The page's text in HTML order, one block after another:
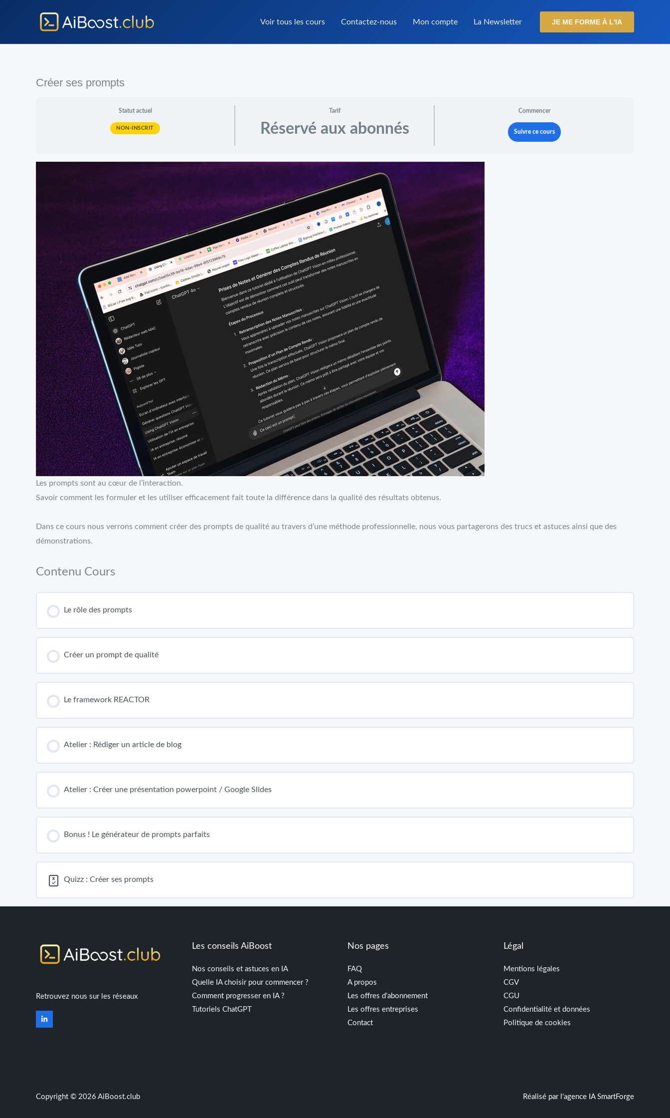
Voir tous les cours Contactez-nous Mon compte La Newsletter JE ME FORME À L'IA
Créer ses prompts
Statut actuel
NON-INSCRIT
Tarif
Réservé aux abonnés
Commencer
Suivre ce cours
Les prompts sont au cœur de l’interaction.
Savoir comment les formuler et les utiliser efficacement fait toute la différence dans la qualité des résultats obtenus.
Dans ce cours nous verrons comment créer des prompts de qualité au travers d’une méthode professionnelle, nous vous partagerons des trucs et astuces ainsi que des
démonstrations.
Contenu Cours
Le rôle des prompts
Créer un prompt de qualité
Le framework REACTOR
Atelier : Rédiger un article de blog
Atelier : Créer une présentation powerpoint / Google Slides
Bonus ! Le générateur de prompts parfaits
Quizz : Créer ses prompts
Retrouvez nous sur les réseaux
Les conseils AiBoost
Nos conseils et astuces en IA
Quelle IA choisir pour commencer ?
Comment progresser en IA ?
Tutoriels ChatGPT
Nos pages
FAQ
A propos
Les offres d’abonnement
Les offres entreprises
Contact
Légal
Mentions légales
CGV
CGU
Confidentialité et données
Politique de cookies
Copyright © 2026 AiBoost.club Réalisé par l'agence IA SmartForge